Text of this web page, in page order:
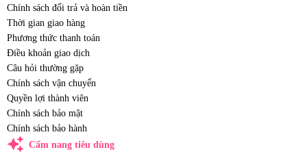
Chính sách đổi trả và hoàn tiền
Thời gian giao hàng
Phương thức thanh toán
Điều khoản giao dịch
Câu hỏi thường gặp
Chính sách vận chuyển
Quyền lợi thành viên
Chính sách bảo mật
Chính sách bảo hành
auto_awesome Cẩm nang tiêu dùng